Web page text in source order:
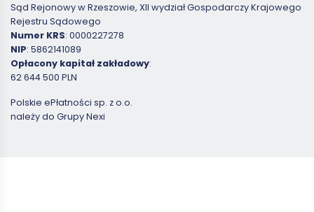
Sąd Rejonowy w Rzeszowie, XII wydział Gospodarczy Krajowego
Rejestru Sądowego
Numer KRS: 0000227278
NIP: 5862141089
Opłacony kapitał zakładowy:
62 644 500 PLN
Polskie ePłatności sp. z o.o.
należy do Grupy Nexi